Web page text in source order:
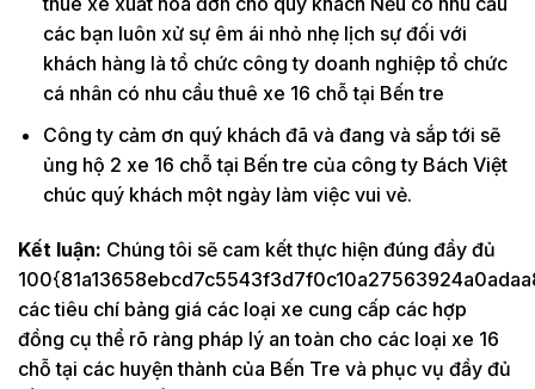
các bạn luôn xử sự êm ái nhỏ nhẹ lịch sự đối với
khách hàng là tổ chức công ty doanh nghiệp tổ chức
cá nhân có nhu cầu thuê xe 16 chỗ tại Bến tre
Công ty cảm ơn quý khách đã và đang và sắp tới sẽ
ủng hộ 2 xe 16 chỗ tại Bến tre của công ty Bách Việt
chúc quý khách một ngày làm việc vui vẻ.
Kết luận: Chúng tôi sẽ cam kết thực hiện đúng đầy đủ
các tiêu chí bảng giá các loại xe cung cấp các hợp
đồng cụ thể rõ ràng pháp lý an toàn cho các loại xe 16
chỗ tại các huyện thành của Bến Tre và phục vụ đầy đủ